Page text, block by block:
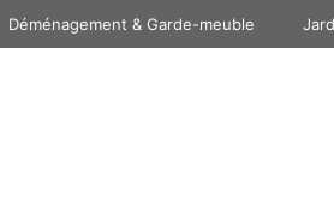
Déménagement & Garde-meuble